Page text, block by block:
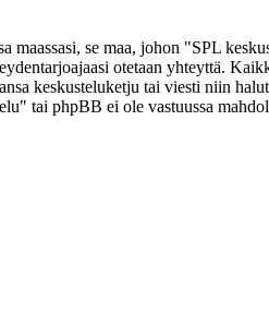
maassasi, se maa, johon "SPL
otetaan yhteyttä.
keskusteluketju tai viesti niin
tai phpBB ei ole vastuussa